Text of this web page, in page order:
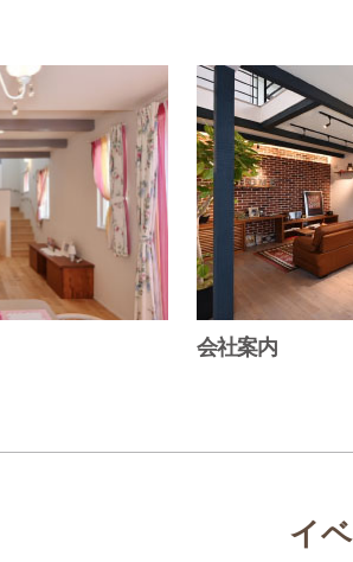
会社案内
イ